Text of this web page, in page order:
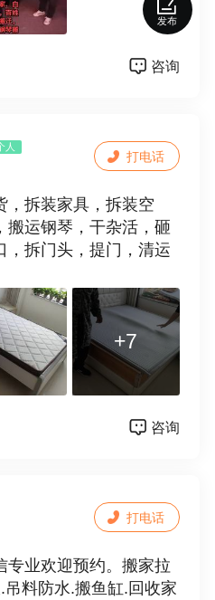
咨询
人
，拆装家具，拆装空
搬运钢琴，干杂活，砸
，拆门头，提门，清运
+7
打电话
咨询
专业欢迎预约。搬家拉
料防水.搬鱼缸.回收家
打电话
发布